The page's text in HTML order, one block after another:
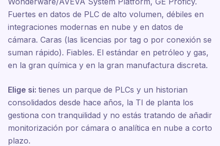
Fuertes en datos de PLC de alto volumen, débiles en
integraciones modernas en nube y en datos de
cámara. Caras (las licencias por tag o por conexión se
suman rápido). Fiables. El estándar en petróleo y gas,
en la gran química y en la gran manufactura discreta.
Elige si: tienes un parque de PLCs y un historian
consolidados desde hace años, la TI de planta los
gestiona con tranquilidad y no estás tratando de añadir
monitorización por cámara o analítica en nube a corto
plazo.